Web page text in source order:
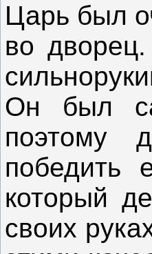
Царь был
во
Он был
поэтому
победить
который
своих